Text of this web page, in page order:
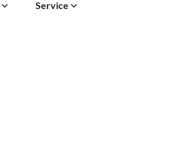
Service